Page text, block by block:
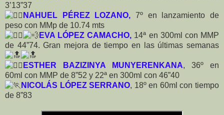
3’13”37
NAHUEL PÉREZ LOZANO, 7º en lanzamiento de
peso con MMp de 10.74 mts
EVA LÓPEZ CAMACHO, 14ª en 300ml con MMP
de 44”74. Gran mejora de tiempo en las últimas semanas
ESTHER BAZIZINYA MUNYERENKANA, 36º en
60ml con MMP de 8”52 y 22ª en 300ml con 46”40
NICOLÁS LÓPEZ SERRANO, 18º en 60ml con tiempo
de 8”83